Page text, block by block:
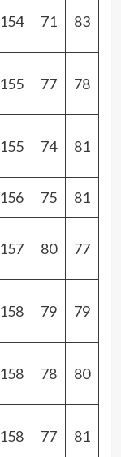
154 71 83
155 77 78
155 74 81
156 75 81
157 80 77
158 79 79
158 78 80
158 77 81